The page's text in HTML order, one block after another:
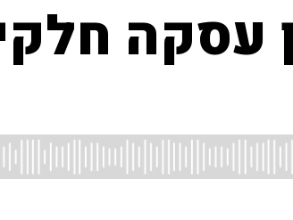
עסקה